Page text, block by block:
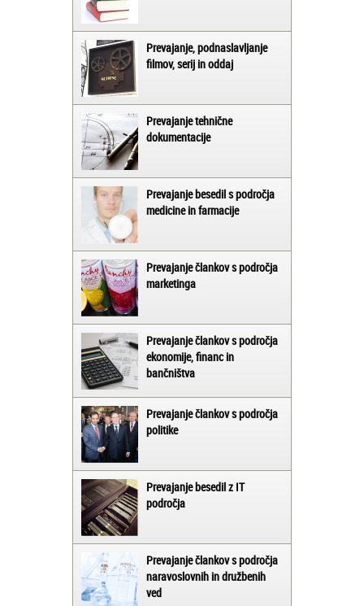
Prevajanje, podnaslavljanje
filmov, serij in oddaj
Prevajanje tehnične
dokumentacije
Prevajanje besedil s področja
medicine in farmacije
Prevajanje člankov s področja
marketinga
Prevajanje člankov s področja
ekonomije, financ in
bančništva
Prevajanje člankov s področja
politike
Prevajanje besedil z IT
področja
Prevajanje člankov s področja
naravoslovnih in družbenih
ved